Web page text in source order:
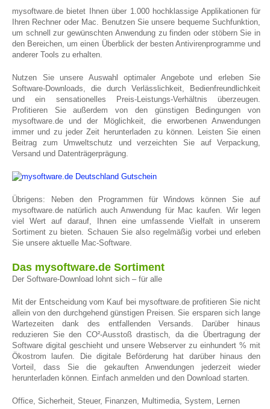
mysoftware.de bietet Ihnen über 1.000 hochklassige Applikationen für
Ihren Rechner oder Mac. Benutzen Sie unsere bequeme Suchfunktion,
um schnell zur gewünschten Anwendung zu finden oder stöbern Sie in
den Bereichen, um einen Überblick der besten Antivirenprogramme und
anderer Tools zu erhalten.
Nutzen Sie unsere Auswahl optimaler Angebote und erleben Sie
Software-Downloads, die durch Verlässlichkeit, Bedienfreundlichkeit
und ein sensationelles Preis-Leistungs-Verhältnis überzeugen.
Profitieren Sie außerdem von den günstigen Bedingungen von
mysoftware.de und der Möglichkeit, die erworbenen Anwendungen
immer und zu jeder Zeit herunterladen zu können. Leisten Sie einen
Beitrag zum Umweltschutz und verzeichten Sie auf Verpackung,
Versand und Datenträgerprägung.
Übrigens: Neben den Programmen für Windows können Sie auf
mysoftware.de natürlich auch Anwendung für Mac kaufen. Wir legen
viel Wert auf darauf, Ihnen eine umfassende Vielfalt in unserem
Sortiment zu bieten. Schauen Sie also regelmäßig vorbei und erleben
Sie unsere aktuelle Mac-Software.
Das mysoftware.de Sortiment
Der Software-Download lohnt sich – für alle
Mit der Entscheidung vom Kauf bei mysoftware.de profitieren Sie nicht
allein von den durchgehend günstigen Preisen. Sie ersparen sich lange
Wartezeiten dank des entfallenden Versands. Darüber hinaus
reduzieren Sie den CO²-Ausstoß drastisch, da die Übertragung der
Software digital geschieht und unsere Webserver zu einhundert % mit
Ökostrom laufen. Die digitale Beförderung hat darüber hinaus den
Vorteil, dass Sie die gekauften Anwendungen jederzeit wieder
herunterladen können. Einfach anmelden und den Download starten.
Office, Sicherheit, Steuer, Finanzen, Multimedia, System, Lernen